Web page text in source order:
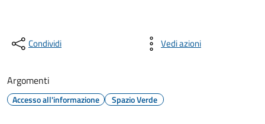
Condividi Vedi azioni
Argomenti
Accesso all'informazione Spazio Verde